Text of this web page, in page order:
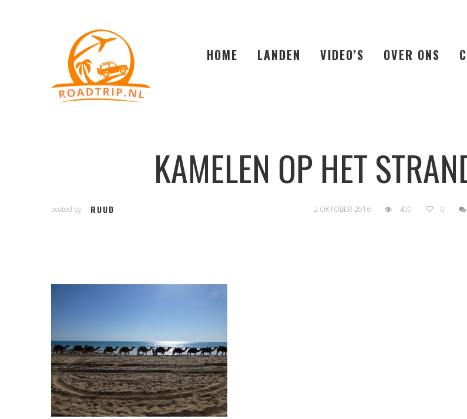
HOME LANDEN VIDEO’S OVER ONS
KAMELEN OP HET
posted by RUUD 2 OKTOBER 2016 400 0